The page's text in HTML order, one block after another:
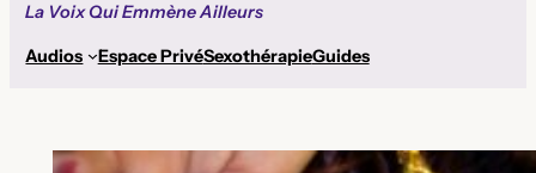
La Voix Qui Emmène Ailleurs
Audios Espace PrivéSexothérapieGuides